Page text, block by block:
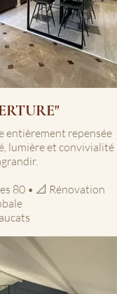
lumière et convivialité
80 • 📐 Rénovation